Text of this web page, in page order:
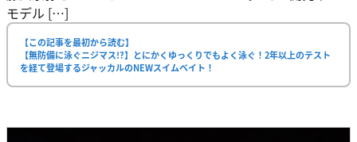
モデル […]
【この記事を最初から読む】
【無防備に泳ぐニジマス!?】とにかくゆっくりでもよく泳ぐ！2年以上のテスト
を経て登場するジャッカルのNEWスイムベイト！